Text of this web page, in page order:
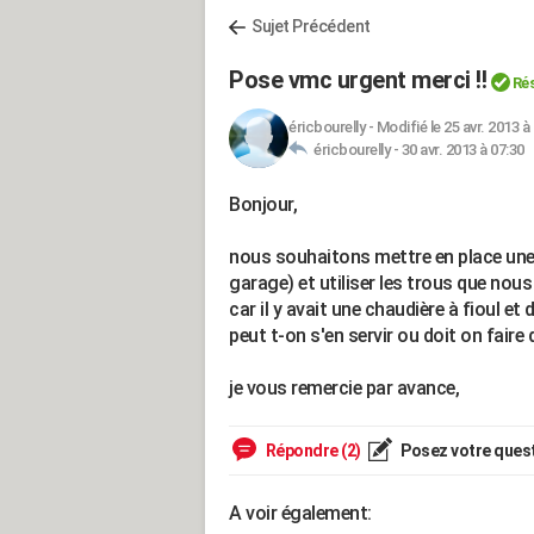
Sujet Précédent
Pose vmc urgent merci !!
éricbourelly- Modifié le 25 avr. 2013 à
éricbourelly - 30 avr. 2013 à 07:30
Bonjour,
nous souhaitons mettre en place
garage) et utiliser les trous que
car il y avait une chaudière à fioul
peut t-on s'en servir ou doit on faire
je vous remercie par avance,
Répondre (2) Posez votre
A voir également: